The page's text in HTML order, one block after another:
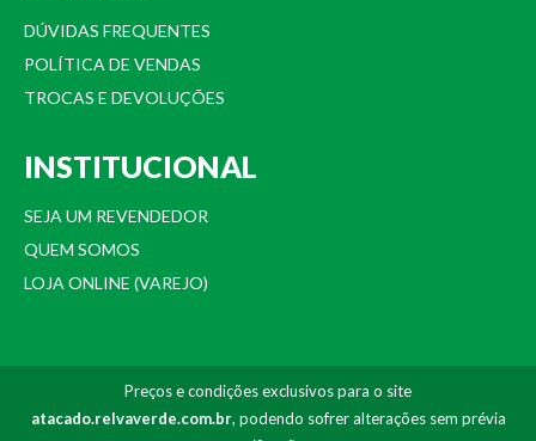
DÚVIDAS FREQUENTES
POLÍTICA DE VENDAS
TROCAS E DEVOLUÇÕES
INSTITUCIONAL
SEJA UM REVENDEDOR
QUEM SOMOS
LOJA ONLINE (VAREJO)
Preços e condições exclusivos para o site
atacado.relvaverde.com.br, podendo sofrer alterações sem prévia